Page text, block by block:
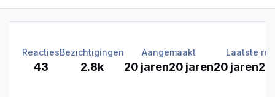
Reacties
43
Bezichtigingen
2.8k
Aangemaakt
20 jaren20 jaren
Laatste
20 jaren